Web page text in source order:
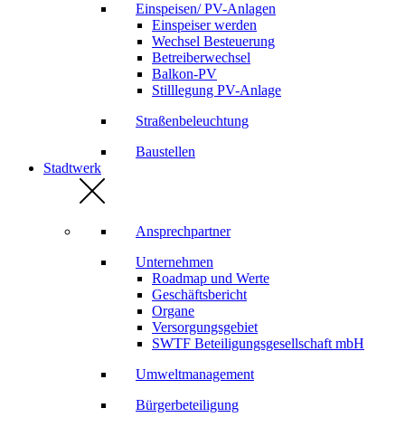
Einspeisen/ PV-Anlagen
Einspeiser werden
Wechsel Besteuerung
Betreiberwechsel
Balkon-PV
Stilllegung PV-Anlage
Straßenbeleuchtung
Baustellen
Stadtwerk
Ansprechpartner
Unternehmen
Roadmap und Werte
Geschäftsbericht
Organe
Versorgungsgebiet
SWTF Beteiligungsgesellschaft mbH
Umweltmanagement
Bürgerbeteiligung